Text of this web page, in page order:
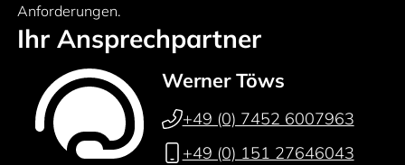
Anforderungen.
Ihr Ansprechpartner
Werner Töws
+49 (0) 7452 6007963
+49 (0) 151 27646043